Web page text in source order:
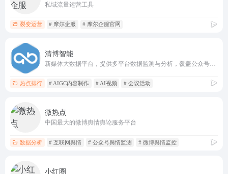
私域流量运营工具
裂变运营 # 摩尔企服 # 摩尔企服官网
清博智能
热点排行 # AIGC内容制作 # AI视频 # 会议活动
微热点
中国最大的微博舆情舆论服务平台
数据分析 # 互联网舆情 # 公众号舆情监测 # 微博舆情监控
小红圈